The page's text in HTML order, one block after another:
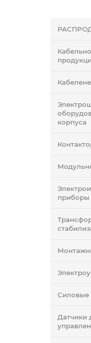
корпуса
приборы
Силовые
Датчики